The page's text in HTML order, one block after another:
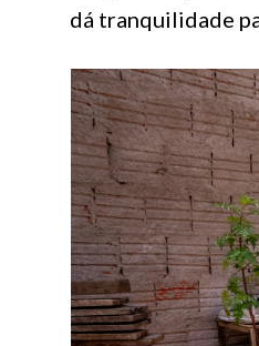
dá tranquilidade